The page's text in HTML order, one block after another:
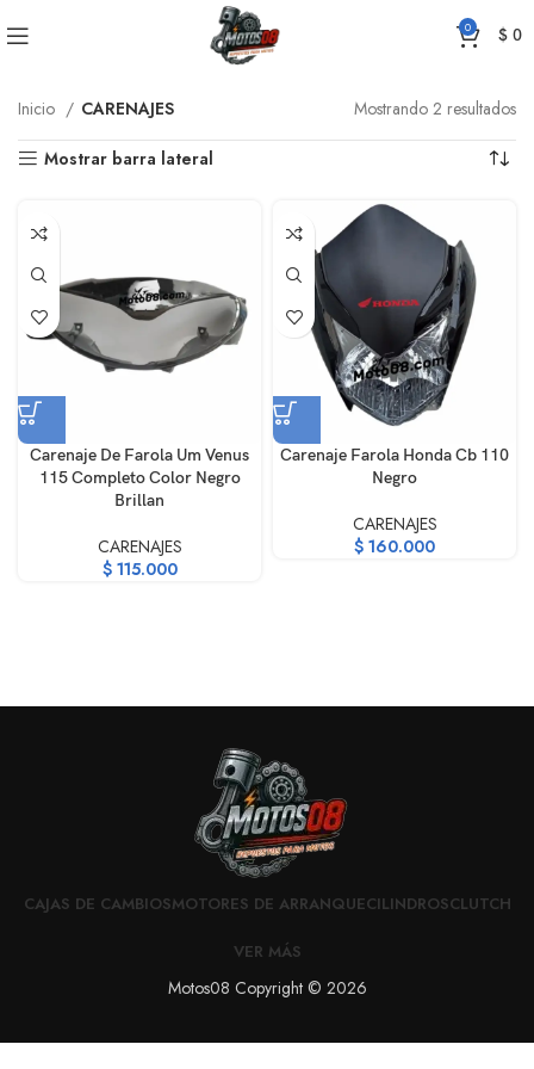
0 $0
Inicio CARENAJES Mostrando 2 resultados
Mostrar barra lateral
Carenaje De Farola Um Venus
115 Completo Color Negro
Brillan
CARENAJES
$115.000
Carenaje Farola Honda Cb 110
Negro
CARENAJES
$ 160.000
CAJAS DE CAMBIOSMOTORES DE ARRANQUECILINDROSCLUTCH
VER MÁS
Motos08 Copyright © 2026